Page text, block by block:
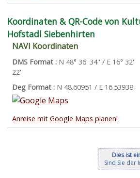
Koordinaten & QR-Code von
Hofstadl Siebenhirten
NAVI Koordinaten
DMS Format : N 48° 36' 34'' / E 16° 32'
22''
Deg Format : N 48.60951 / E 16.53938
Anreise mit Google Maps planen!
Dies ist
Sind Sie der